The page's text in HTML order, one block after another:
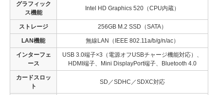
グラフィック
ス機能
Intel HD Graphics 520（CPU内蔵）
ストレージ 256GB M.2 SSD（SATA）
LAN機能 無線LAN（IEEE 802.11a/b/g/n/ac）
インターフェ
ース
USB 3.0端子×3（電源オフUSBチャージ機能対応）、
HDMI端子、Mini DisplayPort端子、Bluetooth 4.0
カードスロッ
ト
SD／SDHC／SDXC対応